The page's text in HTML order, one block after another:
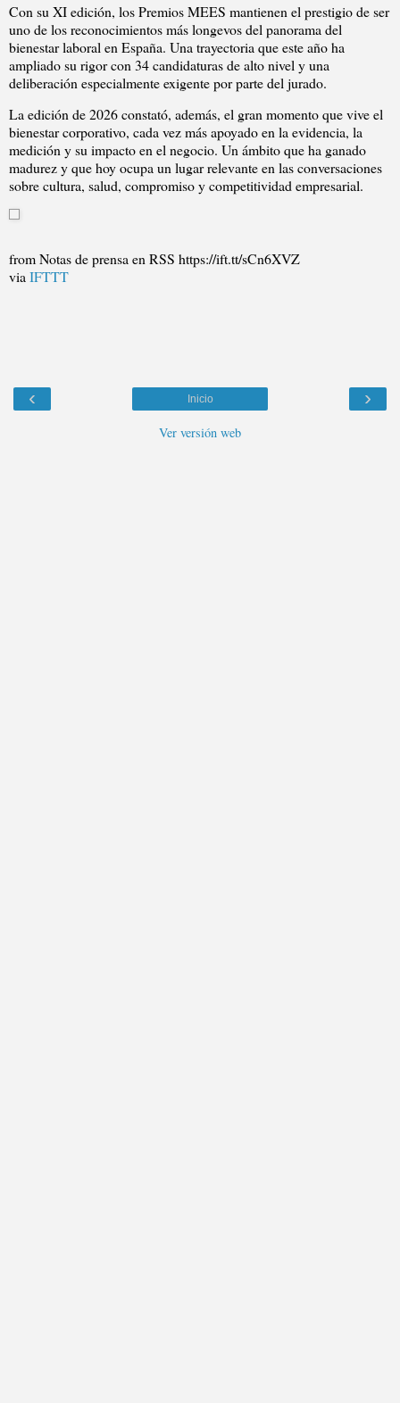
Con su XI edición, los Premios MEES mantienen el prestigio de ser
uno de los reconocimientos más longevos del panorama del
bienestar laboral en España. Una trayectoria que este año ha
ampliado su rigor con 34 candidaturas de alto nivel y una
deliberación especialmente exigente por parte del jurado.
La edición de 2026 constató, además, el gran momento que vive el
bienestar corporativo, cada vez más apoyado en la evidencia, la
medición y su impacto en el negocio. Un ámbito que ha ganado
madurez y que hoy ocupa un lugar relevante en las conversaciones
sobre cultura, salud, compromiso y competitividad empresarial.
from Notas de prensa en RSS https://ift.tt/sCn6XVZ
viaIFTTT
‹ ›
Inicio
Ver versión web